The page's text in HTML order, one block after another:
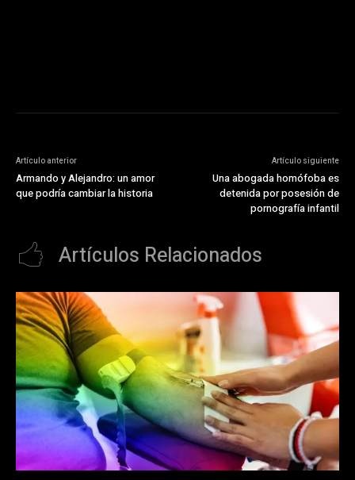
Artículo anterior
Armando y Alejandro: un amor
que podría cambiar la historia
Artículo siguiente
Una abogada homófoba es
detenida por posesión de
pornografía infantil
Artículos Relacionados